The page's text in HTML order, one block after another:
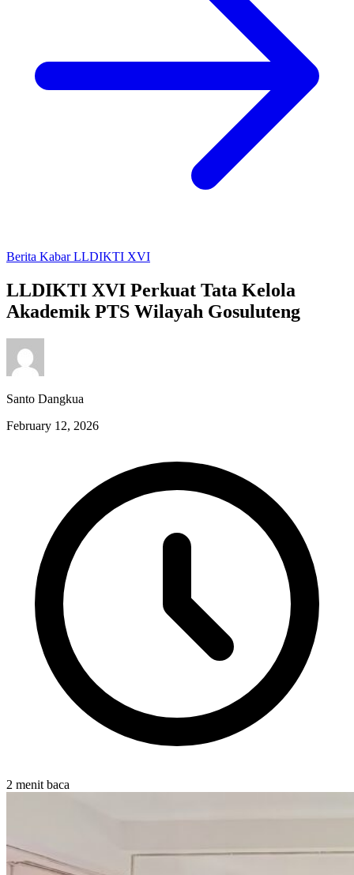
Berita Kabar LLDIKTI XVI
LLDIKTI XVI Perkuat Tata Kelola
Akademik PTS Wilayah Gosuluteng
Santo Dangkua
February 12, 2026
2 menit baca